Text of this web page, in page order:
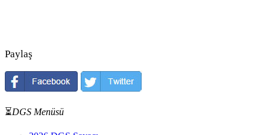
Paylaş
⏳DGS Menüsü